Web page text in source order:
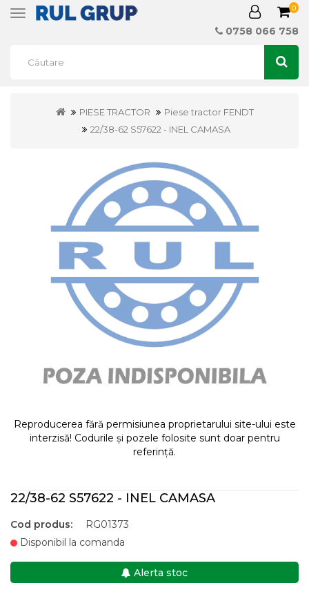
Toggle
0
0758 066 758
PIESE TRACTOR
Piese tractor FENDT
22/38-62 S57622 - INEL CAMASA
Reproducerea fără permisiunea proprietarului site-ului este
interzisă! Codurile și pozele folosite sunt doar pentru
referință.
22/38-62 S57622 - INEL CAMASA
Cod produs:
RG01373
Disponibil la comanda
Alerta stoc